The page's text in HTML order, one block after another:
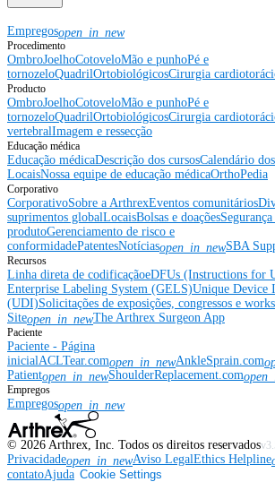
Empregosopen_in_new
Procedimento
OmbroJoelhoCotoveloMão e punhoPé e
tornozeloQuadrilOrtobiológicosCirurgia
Producto
OmbroJoelhoCotoveloMão e punhoPé e
tornozeloQuadrilOrtobiológicosCirurgia
vertebralImagem e ressecção
Educação médica
Educação médicaDescrição dos cursosCalendário
LocaisNossa equipe de educação médicaOrthoPedia
Corporativo
CorporativoSobre a ArthrexEventos comunitários
suprimentos globalLocaisBolsas e doações
produtoGerenciamento de risco e
conformidadePatentesNotíciasopen_in_newSBA
Recursos
Linha direta de codificaçãoeDFUs (Instructions for
Enterprise Labeling System (GELS)Unique Device
(UDI)Solicitações de exposições, congressos e
Siteopen_in_newThe Arthrex Surgeon App
Paciente
Paciente - Página
inicial ACLTear.comopen_in_newAnkleSprain.com
Patientopen_in_newShoulderReplacement.com
Empregos
Empregosopen_in_new
© 2026 Arthrex, Inc. Todos os direitos reservados
Privacidadeopen_in_newAviso LegalEthics Helpline
contatoAjuda Cookie Settings